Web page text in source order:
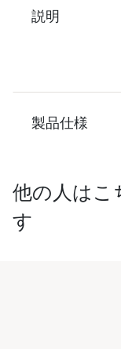
説明
製品仕様
他の人はこ
す